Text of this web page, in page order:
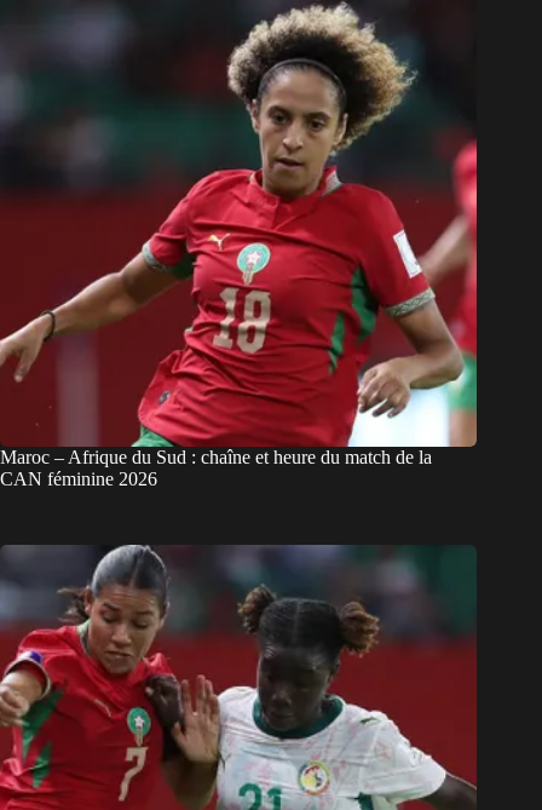
Maroc – Afrique du Sud : chaîne et heure du match de la
CAN féminine 2026